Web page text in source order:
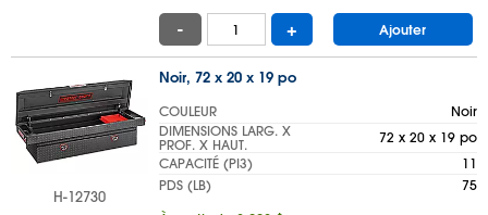
- + Ajouter
H-12730
Noir, 72 x 20 x 19 po
COULEUR
Noir
DIMENSIONS LARG. X
PROF. X HAUT.
72 x 20 x 19 po
CAPACITÉ (PI3)
11
PDS (LB)
75